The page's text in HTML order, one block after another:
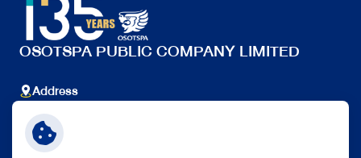
OSOTSPA PUBLIC COMPANY LIMITED
Address
348 Ramkhamhaeng Rd., Huamak, Bangkapi, Bangkok
10240 Thailand.
Telephone